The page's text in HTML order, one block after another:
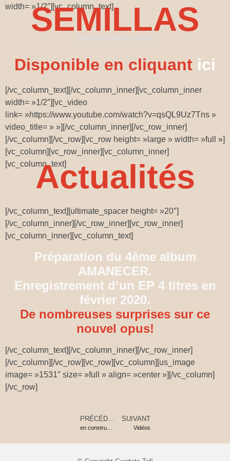
width= »1/2″][vc_column_text]
SEMILLAS
Disponible en cliquant ici
[/vc_column_text][/vc_column_inner][vc_column_inner
width= »1/2″][vc_video
link= »https://www.youtube.com/watch?v=qsQL9Uz7Tns »
video_title= » »][/vc_column_inner][/vc_row_inner]
[/vc_column][/vc_row][vc_row height= »large » width= »full »]
[vc_column][vc_row_inner][vc_column_inner]
[vc_column_text]Actualités
[/vc_column_text][ultimate_spacer height= »20″]
[/vc_column_inner][/vc_row_inner][vc_row_inner]
[vc_column_inner][vc_column_text]
Préparation du 4ème album
AMANECER.
Enregistrement d’un EP 4 titres en
février 2020.
De nombreuses surprises sur ce
nouvel opus!
[/vc_column_text][/vc_column_inner][/vc_row_inner]
[/vc_column][/vc_row][vc_row][vc_column][us_image
image= »1531″ size= »full » align= »center »][/vc_column]
[/vc_row]
PRÉCÉDENT
en construction
SUIVANT
Vidéos